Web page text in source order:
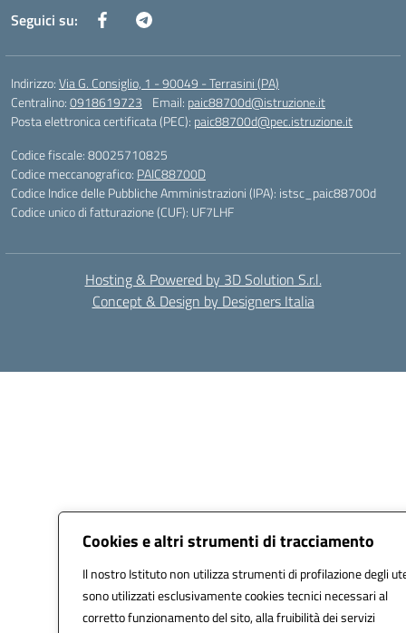
Cookies e altri strumenti di tracciamento
Il nostro Istituto non utilizza strumenti di profilazione degli
sono utilizzati esclusivamente cookies tecnici necessari al
corretto funzionamento del sito, alla fruibilità dei servizi
Seguici su:
Indirizzo:Via G. Consiglio, 1 - 90049 - Terrasini (PA)
Centralino:0918619723 Email: paic88700d@istruzione.it
Posta elettronica certificata (PEC): paic88700d@pec.istruzione.it
Codice fiscale: 80025710825
Codice meccanografico: PAIC88700D
Codice Indice delle Pubbliche Amministrazioni (IPA): istsc_paic88700d
Codice unico di fatturazione (CUF): UF7LHF
Hosting & Powered by 3D Solution S.r.l.
Concept & Design by Designers Italia